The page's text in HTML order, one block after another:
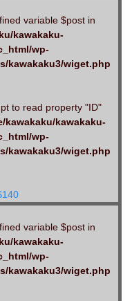
variable $post in
kawakaku-
wp-
kawakaku3/wiget.php
to read property "ID"
kawakaku/kawakaku-
wp-
kawakaku3/wiget.php
variable $post in
kawakaku-
wp-
kawakaku3/wiget.php